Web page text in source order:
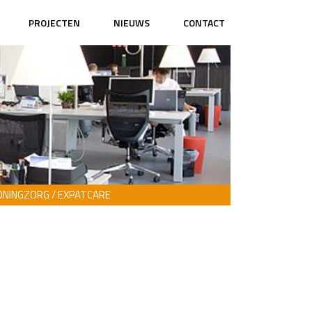
PROJECTEN NIEUWS CONTACT
/ EXPATCARE